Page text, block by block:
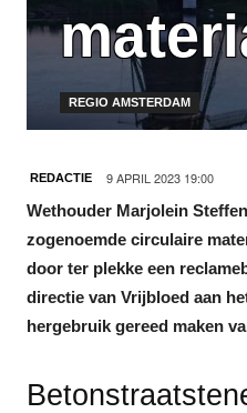
REGIO AMSTERDAM
REDACTIE 9 APRIL 2023 19:00
Wethouder Marjolein
zogenoemde circulaire
door ter plekke een
directie van Vrijbloed aan
hergebruik gereed maken